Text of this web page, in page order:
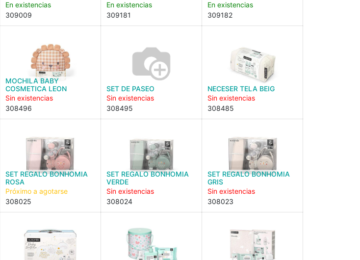
En existencias
309009
En existencias
309181
En existencias
309182
MOCHILA BABY
COSMETICA LEON
Sin existencias
308496
SET DE PASEO
Sin existencias
308495
NECESER TELA BEIG
Sin existencias
308485
SET REGALO BONHOMIA
ROSA
Próximo a agotarse
308025
SET REGALO BONHOMIA
VERDE
Sin existencias
308024
SET REGALO BONHOMIA
GRIS
Sin existencias
308023